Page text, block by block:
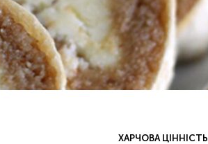
ХАРЧОВА ЦІННІСТЬ